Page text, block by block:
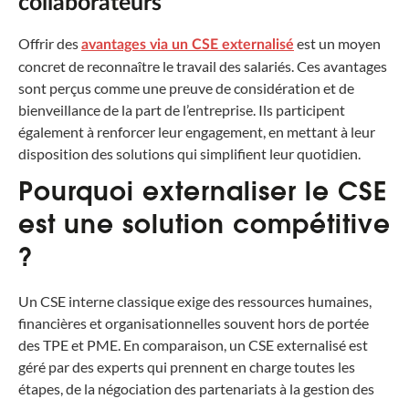
Offrir desavantages via un CSE externalisé est un moyen
concret de reconnaître le travail des salariés. Ces avantages
sont perçus comme une preuve de considération et de
bienveillance de la part de l’entreprise. Ils participent
également à renforcer leur engagement, en mettant à leur
disposition des solutions qui simplifient leur quotidien.
Pourquoi externaliser le CSE
est une solution compétitive
?
Un CSE interne classique exige des ressources humaines,
financières et organisationnelles souvent hors de portée
des TPE et PME. En comparaison, un CSE externalisé est
géré par des experts qui prennent en charge toutes les
étapes, de la négociation des partenariats à la gestion des